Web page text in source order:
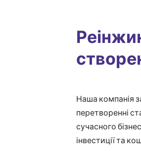
Наша компанія
перетворенні
сучасного
інвестиції та